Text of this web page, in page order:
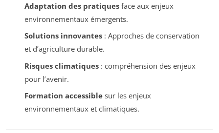
Adaptation des pratiquesface aux enjeux
environnementaux émergents.
Solutions innovantes: Approches de conservation
et d’agriculture durable.
Risques climatiques: compréhension des enjeux
pour l’avenir.
Formation accessiblesur les enjeux
environnementaux et climatiques.